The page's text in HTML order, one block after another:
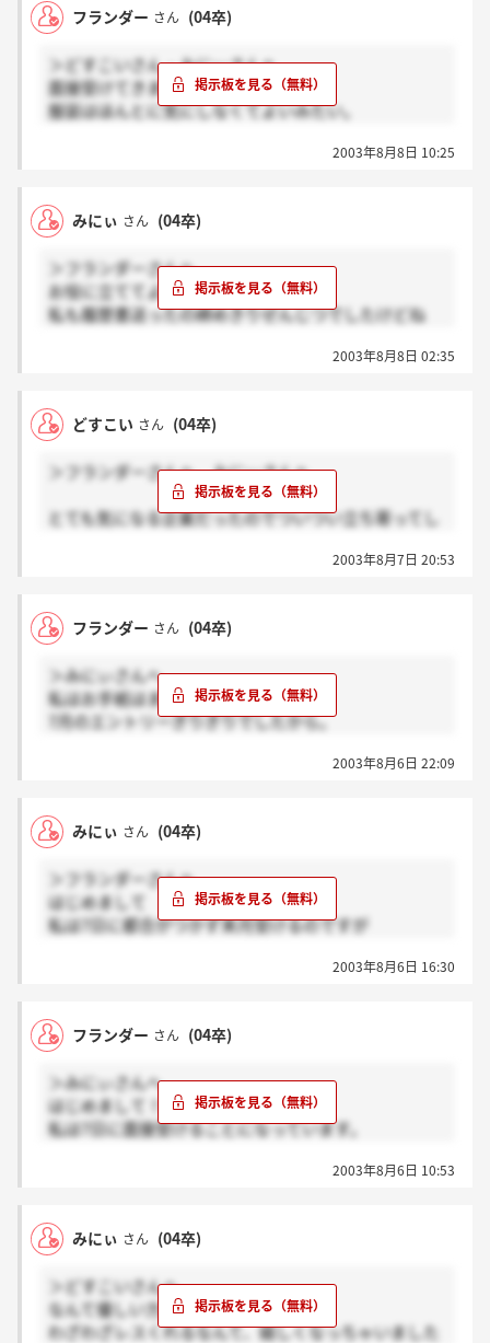
まり受けている方がいないのでしょうかねぇ。
ここまでくると納得のいく就活をするしかないなって
たまにめげたくなりますけどね。
でもやっぱり頑張るしかないですからね！！
フランダー さん (04卒)
＞どすこいさん・みにぃさんへ
面接受けてきました。
服装はほんとに気にしなくてよいみたい。
面接結果はまだでしが多分だめだと思います。
いました。
別に圧迫ではなかったと思いますが。
た。天気のいい日はきっとすてきな会場なんでしょう
ね。
この面接官の方たちと働いていきたくはないと思って
私には合わなかったってことかな。
2003年8月8日 10:25
みにぃ さん (04卒)
＞フランダーさんへ
お役に立ててよかったーっ！
私も履歴書送ったの締めきりぜんじつでしたけどね
私はブライダルスタッフで希望しました。
これからもいろいろなお話させてください。
面接はどうでした？うまく話できましたか？
祈っています。。。
2003年8月8日 02:35
どすこい さん (04卒)
＞フランダーさんへ、みにぃさんへ
とても気になる企業だったのでついつい立ち寄ってし
フランダーさん、面接はいかがでしたか？
店を一度だけ見かけてすごく素敵だと思ってエントリ
ーしたんですよ～
いただき、そちらで頑張っていこうと決意してます。
沢山の企業を見て、自分の納得のいく就職活動をして
ください！！
2003年8月7日 20:53
フランダー さん (04卒)
＞みにぃさんへ
私はお手紙はまだいただいてません。
7月のエントリーぎりぎりでしたから。
で働いています。
就職はレストランウェディングもできるレストランを
最近活動を再開したばかりなので不安、、、。
最初は全然違う業界で就活してたし。
ここからスタートです。
2003年8月6日 22:09
みにぃ さん (04卒)
＞フランダーさんへ
はじめまして
私は7日に都合がつかず来月受けるのですが
そこにはTシャツジーンズ可スーツ不可
ょうか
やはり服装じゃなくて中身や個性ってことなのでは？
グ・・・
を受けたんですか？
先に面接当進められるのでいろいろと教えてください
2003年8月6日 16:30
フランダー さん (04卒)
＞みにぃさんへ
はじめまして！
私は7日に面接受けることになっています。
いつもカジュアルが多いから、、、。
ジーパンじゃなければいいのかな。
2003年8月6日 10:53
みにぃ さん (04卒)
＞どすこいさんへ
なんて優しい方なんですか？
わざわざレスくれるなんて、嬉しくなっちゃいました